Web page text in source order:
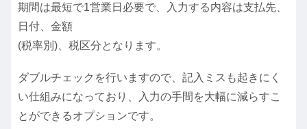
期間は最短で1営業日必要で、入力する内容は支払先、
日付、金額
(税率別)、税区分となります。
ダブルチェックを行いますので、記入ミスも起きにく
い仕組みになっており、入力の手間を大幅に減らすこ
とができるオプションです。